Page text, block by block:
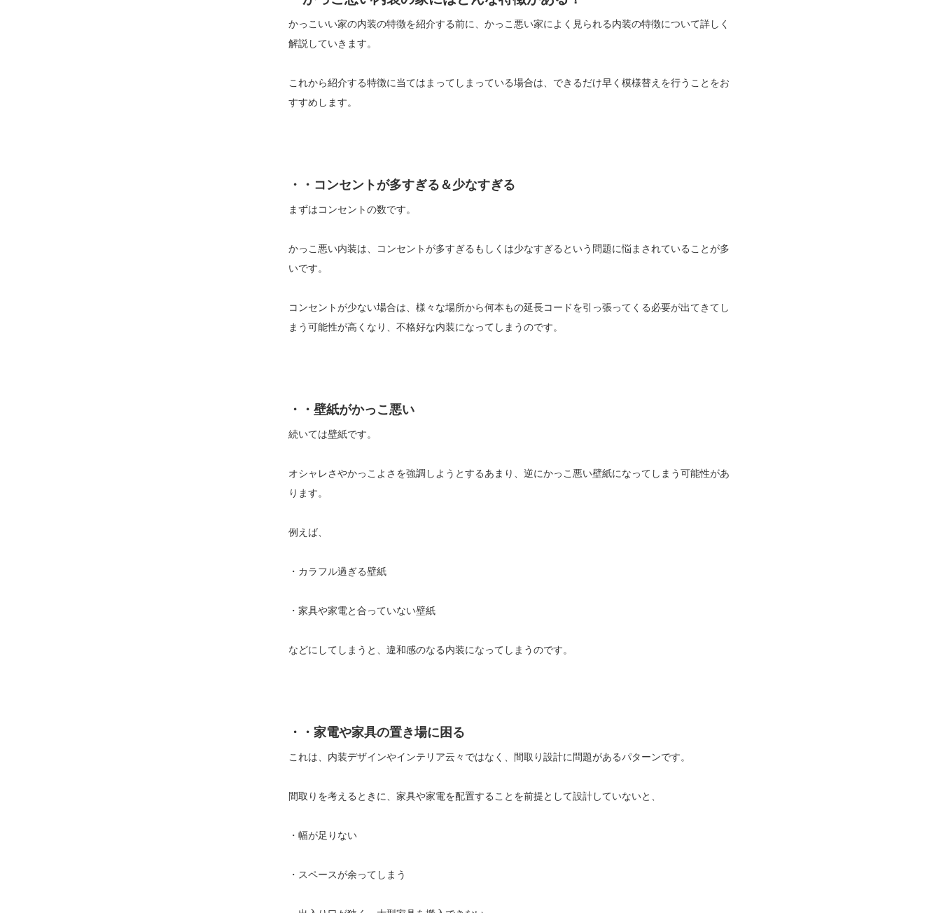
かっこいい家の内装の特徴を紹介する前に、かっこ悪い家によく見られる内装の特徴について詳しく
解説していきます。
これから紹介する特徴に当てはまってしまっている場合は、できるだけ早く模様替えを行うことをお
すすめします。
・・コンセントが多すぎる＆少なすぎる
まずはコンセントの数です。
かっこ悪い内装は、コンセントが多すぎるもしくは少なすぎるという問題に悩まされていることが多
いです。
コンセントが少ない場合は、様々な場所から何本もの延長コードを引っ張ってくる必要が出てきてし
まう可能性が高くなり、不格好な内装になってしまうのです。
・・壁紙がかっこ悪い
続いては壁紙です。
オシャレさやかっこよさを強調しようとするあまり、逆にかっこ悪い壁紙になってしまう可能性があ
ります。
例えば、
・カラフル過ぎる壁紙
・家具や家電と合っていない壁紙
などにしてしまうと、違和感のなる内装になってしまうのです。
・・家電や家具の置き場に困る
これは、内装デザインやインテリア云々ではなく、間取り設計に問題があるパターンです。
間取りを考えるときに、家具や家電を配置することを前提として設計していないと、
・幅が足りない
・スペースが余ってしまう